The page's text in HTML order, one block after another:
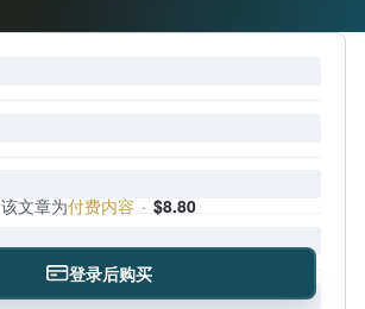
该文章为付费内容 · $8.80
登录后购买